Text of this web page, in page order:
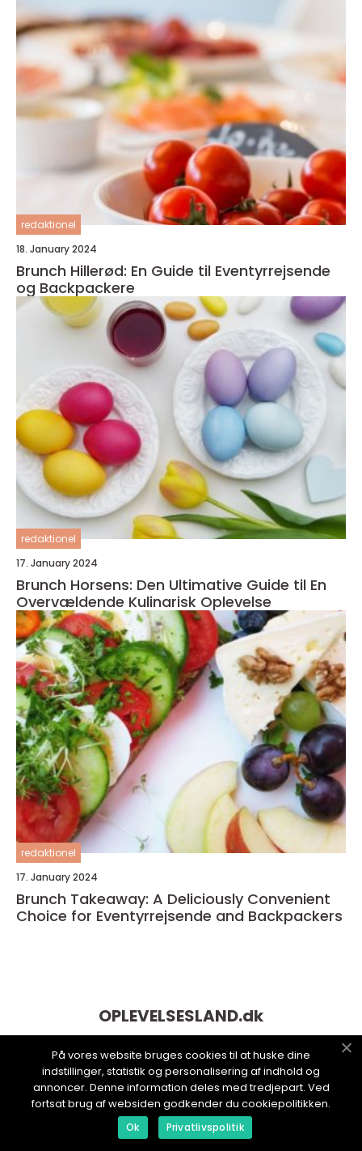
redaktionel
18. January 2024
Brunch Hillerød: En Guide til Eventyrrejsende
og Backpackere
redaktionel
17. January 2024
Brunch Horsens: Den Ultimative Guide til En
Overvældende Kulinarisk Oplevelse
redaktionel
17. January 2024
Brunch Takeaway: A Deliciously Convenient
Choice for Eventyrrejsende and Backpackers
OPLEVELSESLAND.dk
På vores website bruges cookies til at huske dine
indstillinger, statistik og personalisering af indhold og
annoncer. Denne information deles med tredjepart. Ved
fortsat brug af websiden godkender du cookiepolitikken.
Ok Privatlivspolitik